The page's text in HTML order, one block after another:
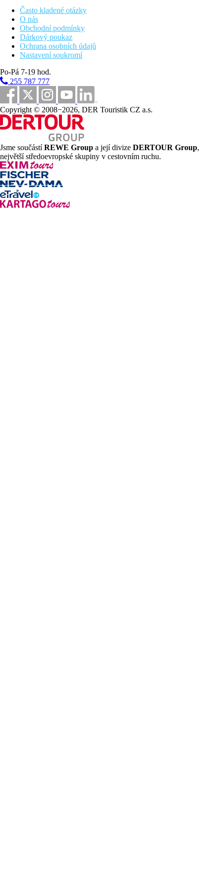
taverny, italské La Tratorria a asijské Lgoon (nutná
rezeravce)
Alkoholické a nealkoholické nápoje místní výroby
(10.00–24.00 hod.)
Teplé snack (11.00–17.00 hod.)
Studený snack (10.00–23.55 hod.)
Odpolední káva, čaj a zákusky (16.30–17.30 hod.)
Zmrzlina místní výroby (10.00-23.00 hod.)
Sportovní nabídka
Zdarma: tenis (osvětlení za poplatek), stolní tenis, fitness,
aerobik, aquaaerobik, lukostřelba, pétanque, šipky,
volejbal.
Za poplatek:
Denní i večerní animační a zábavné programy.
Děti
Velký moderní aquapark se spoustou zábavy a legrace včetně
líné řeky, toboganů a skluzavek a mnoha dalších aktivit (dle
výšky a věku). Snack bar v aquaparku za poplatek. Miniklub,
Často kladené otázky
O nás
Obchodní podmínky
Dárkový poukaz
Ochrana osobních údajů
Nastavení soukromí
Po-Pá 7-19 hod.
255 787 777
Copyright © 2008−2026, DER Touristik CZ a.s.
Jsme součástíREWE Group a její divize DERTOUR Group,
největší středoevropské skupiny v cestovním ruchu.